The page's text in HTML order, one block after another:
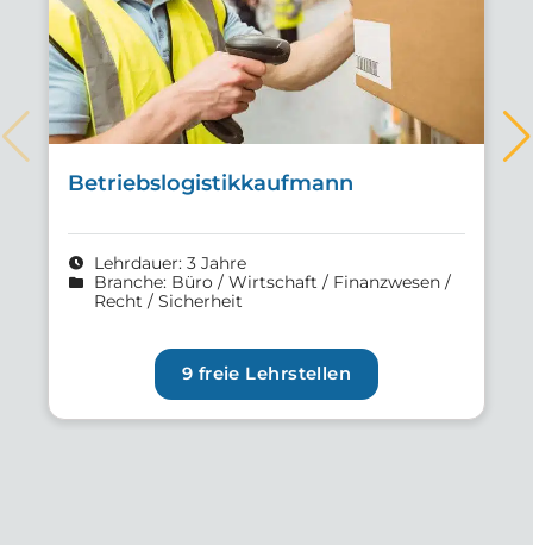
Betriebslogistikkaufmann
schedule Lehrdauer: 3 Jahre
folder
Branche: Büro / Wirtschaft / Finanzwesen /
Recht / Sicherheit
9 freie Lehrstellen